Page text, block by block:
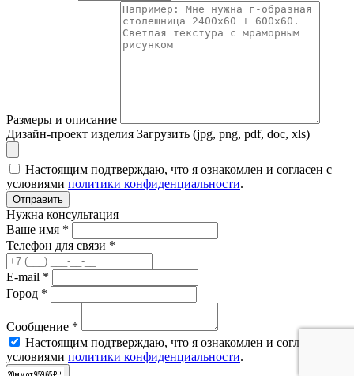
Размеры и описание
Дизайн-проект изделия Загрузить (jpg, png, pdf, doc, xls)
Настоящим подтверждаю, что я ознакомлен и согласен с
условиями политики конфиденциальности.
Отправить
Нужна консультация
Ваше имя *
Телефон для связи *
E-mail *
Город *
Сообщение *
Настоящим подтверждаю, что я ознакомлен и согласен с
условиями политики конфиденциальности.
Отправить